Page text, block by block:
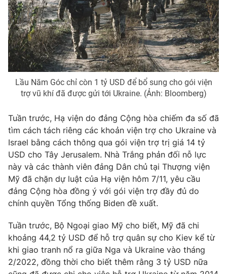
VTV Money VTV Thể thao
VTV Sức khoẻ Bất động sản
Thị trường 24h Tấm lòng Việt
VTV9 VTV8
Liên hệ tòa soạn English
Theo dõi báo trên
Lầu Năm Góc chỉ còn 1 tỷ USD để bổ sung cho gói viện
trợ vũ khí đã được gửi tới Ukraine. (Ảnh: Bloomberg)
Tuần trước, Hạ viện do đảng Cộng hòa chiếm đa số đã
tìm cách tách riêng các khoản viện trợ cho Ukraine và
Israel bằng cách thông qua gói viện trợ trị giá 14 tỷ
USD cho Tây Jerusalem. Nhà Trắng phản đối nỗ lực
này và các thành viên đảng Dân chủ tại Thượng viện
Mỹ đã chặn dự luật của Hạ viện hôm 7/11, yêu cầu
đảng Cộng hòa đồng ý với gói viện trợ đầy đủ do
chính quyền Tổng thống Biden đề xuất.
Tuần trước, Bộ Ngoại giao Mỹ cho biết, Mỹ đã chi
khoảng 44,2 tỷ USD để hỗ trợ quân sự cho Kiev kể từ
khi giao tranh nổ ra giữa Nga và Ukraine vào tháng
2/2022, đồng thời cho biết thêm rằng 3 tỷ USD nữa